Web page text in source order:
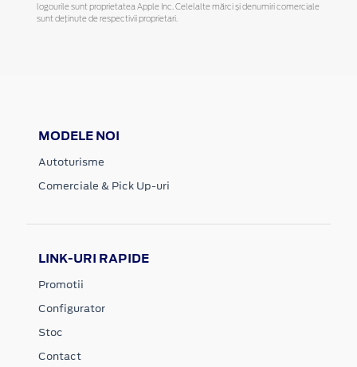
logourile sunt proprietatea Apple Inc. Celelalte mărci și denumiri comerciale
sunt deținute de respectivii proprietari.
MODELE NOI
Autoturisme
Comerciale & Pick Up-uri
LINK-URI RAPIDE
Promotii
Configurator
Stoc
Contact